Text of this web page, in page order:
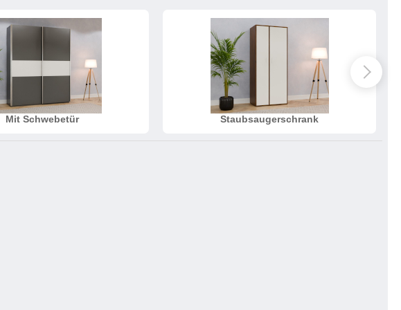
Schiebetür als Raumteiler
Schiebetür als Durchgangstür
Schiebetür für Dachschräge
Tisch
höhenverstellbarer Schreibtisch
Mit Schwebetür Staubsaugerschrank